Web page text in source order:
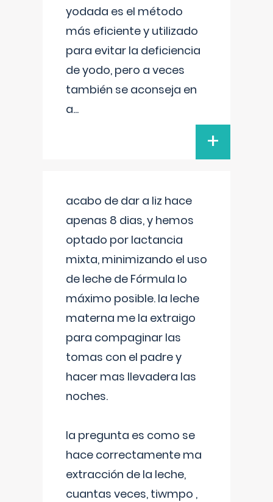
yodada es el método
más eficiente y utilizado
para evitar la deficiencia
de yodo, pero a veces
también se aconseja en
a...
+
acabo de dar a liz hace
apenas 8 dias, y hemos
optado por lactancia
mixta, minimizando el uso
de leche de Fórmula lo
máximo posible. la leche
materna me la extraigo
para compaginar las
tomas con el padre y
hacer mas llevadera las
noches.
la pregunta es como se
hace correctamente ma
extracción de la leche,
cuantas veces, tiwmpo ,